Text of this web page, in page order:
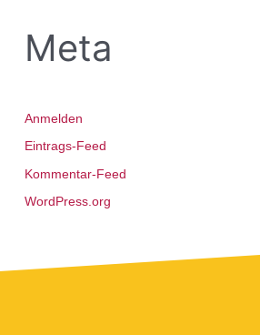
Meta
Anmelden
Eintrags-Feed
Kommentar-Feed
WordPress.org